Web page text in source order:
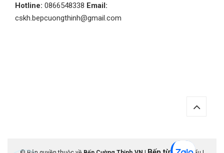
Hotline: 0866548338 Email:
cskh.bepcuongthinh@gmail.com